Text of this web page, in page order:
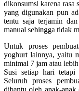
dikonsumsi karena rasa
yang digunakan pun
tentu saja terjamin
manual sehingga tidak
Untuk proses
yoghurt lainnya, yaitu
minimal 7 jam atau
Susi setiap hari
Seluruh proses
dibantu oleh anak-